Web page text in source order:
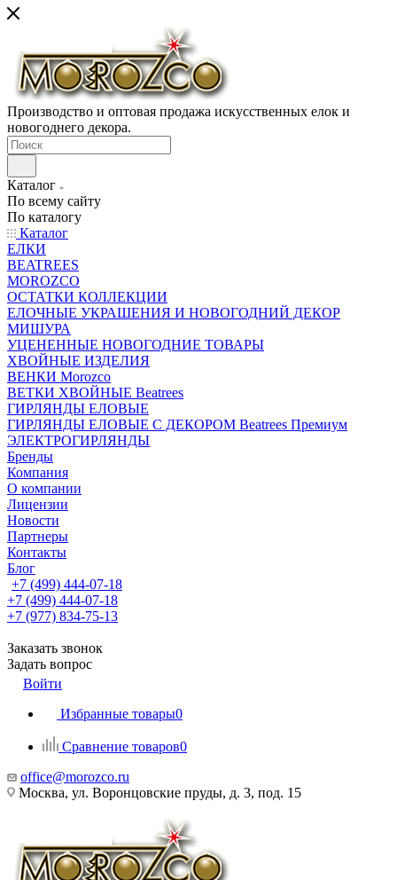
Производство и оптовая продажа искусственных елок и
новогоднего декора.
Каталог
По всему сайту
По каталогу
Каталог
ЕЛКИ
BEATREES
MOROZCO
ОСТАТКИ КОЛЛЕКЦИИ
ЕЛОЧНЫЕ УКРАШЕНИЯ И НОВОГОДНИЙ ДЕКОР
МИШУРА
УЦЕНЕННЫЕ НОВОГОДНИЕ ТОВАРЫ
ХВОЙНЫЕ ИЗДЕЛИЯ
ВЕНКИ Morozco
ВЕТКИ ХВОЙНЫЕ Beatrees
ГИРЛЯНДЫ ЕЛОВЫЕ
ГИРЛЯНДЫ ЕЛОВЫЕ С ДЕКОРОМ Beatrees Премиум
ЭЛЕКТРОГИРЛЯНДЫ
Бренды
Компания
О компании
Лицензии
Новости
Партнеры
Контакты
Блог
+7 (499) 444-07-18
+7 (499) 444-07-18
+7 (977) 834-75-13
Заказать звонок
Задать вопрос
Войти
Избранные товары0
Сравнение товаров0
office@morozco.ru
Москва, ул. Воронцовские пруды, д. 3, под. 15